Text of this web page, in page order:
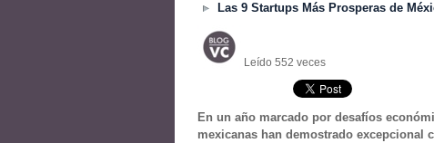
Las 9 Startups Más Prosperas de
Leído 552 veces
En un año marcado por desafíos
mexicanas han demostrado excepcional